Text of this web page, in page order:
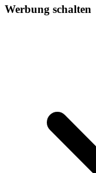
Werbung schalten